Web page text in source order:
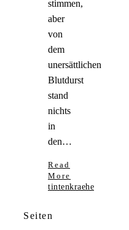
stimmen,
aber
von
dem
unersättlichen
Blutdurst
stand
nichts
in
den…
Read
More
tintenkraehe
Seiten